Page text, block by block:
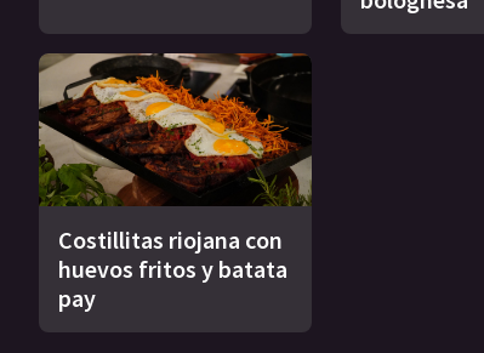
Costillitas riojana con
huevos fritos y batata
pay